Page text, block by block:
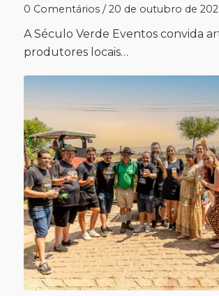
0 Comentários / 20 de outubro de
A Século Verde Eventos convida
produtores locais…